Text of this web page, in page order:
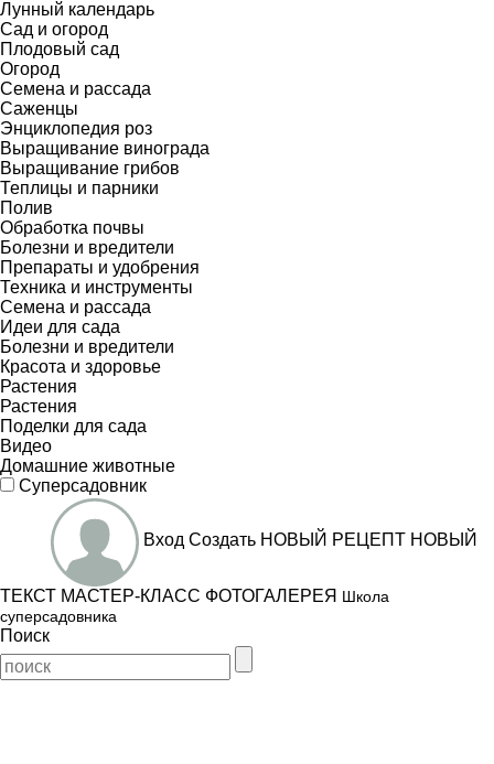
Лунный календарь
Сад и огород
Плодовый сад
Огород
Семена и рассада
Саженцы
Энциклопедия роз
Выращивание винограда
Выращивание грибов
Теплицы и парники
Полив
Обработка почвы
Болезни и вредители
Препараты и удобрения
Техника и инструменты
Семена и рассада
Идеи для сада
Болезни и вредители
Красота и здоровье
Растения
Растения
Поделки для сада
Видео
Домашние животные
Суперсадовник
Вход Создать НОВЫЙ РЕЦЕПТ НОВЫЙ
ТЕКСТ МАСТЕР-КЛАСС ФОТОГАЛЕРЕЯ Школа
суперсадовника
Поиск